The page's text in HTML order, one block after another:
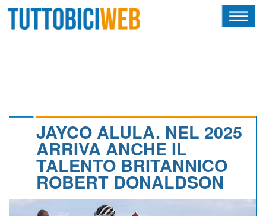
CALENDARIO
ALBI D'ORO
JAYCO ALULA. NEL 2025
ARRIVA ANCHE IL
TALENTO BRITANNICO
ROBERT DONALDSON